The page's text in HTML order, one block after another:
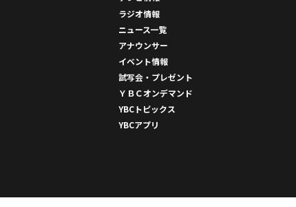
ラジオ情報
ニュース一覧
アナウンサー
イベント情報
試写会・プレゼント
ＹＢＣオンデマンド
YBCトピックス
YBCアプリ